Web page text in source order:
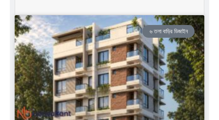
৬ তলা বাড়ির ডিজাইন